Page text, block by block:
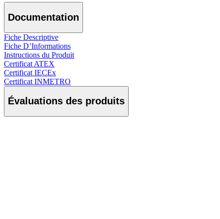
Documentation
Fiche Descriptive
Fiche D’Informations
Instructions du Produit
Certificat ATEX
Certificat IECEx
Certificat INMETRO
Évaluations des produits